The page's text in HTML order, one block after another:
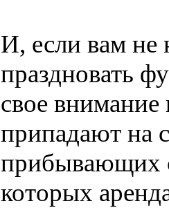
И, если вам не
праздновать
свое внимание
припадают на
прибывающих
которых